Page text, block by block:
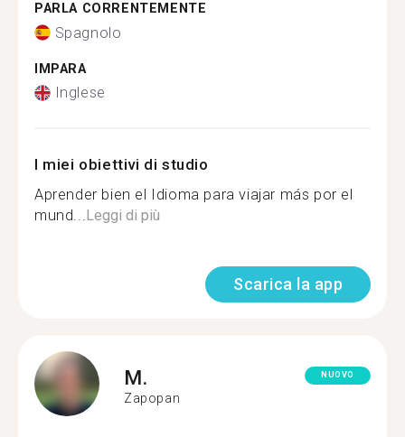
PARLA CORRENTEMENTE
Spagnolo
IMPARA
Inglese
I miei obiettivi di studio
Aprender bien el Idioma para viajar más por el
mund...Leggi di più
Scarica la app
M.
Zapopan
NUOVO